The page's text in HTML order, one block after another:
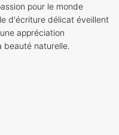
pour le monde
d'écriture délicat éveillent
appréciation
beauté naturelle.